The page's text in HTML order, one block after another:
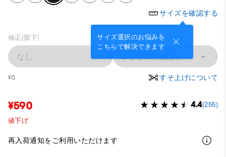
サイズを確認する
サイズ選択のお悩みを
こちらで解決できます
補正(股下)
なし レングス未選択
¥0 すそ上げについて
¥590 4.4(255)
値下げ
再入荷通知をご利用いただけます